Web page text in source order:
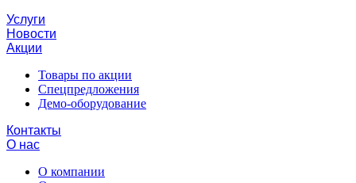
Услуги
Новости
Акции
Товары по акции
Спецпредложения
Демо-оборудование
Контакты
О нас
О компании